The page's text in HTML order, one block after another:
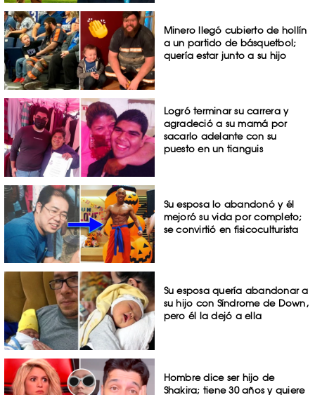
Minero llegó cubierto de hollín
a un partido de básquetbol;
quería estar junto a su hijo
Logró terminar su carrera y
agradeció a su mamá por
sacarlo adelante con su
puesto en un tianguis
Su esposa lo abandonó y él
mejoró su vida por completo;
se convirtió en fisicoculturista
Su esposa quería abandonar a
su hijo con Síndrome de Down,
pero él la dejó a ella
Hombre dice ser hijo de
Shakira; tiene 30 años y quiere